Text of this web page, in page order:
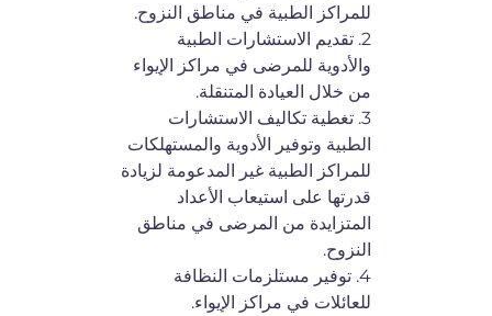
للمراكز الطبية في مناطق النزوح.
2. تقديم الاستشارات الطبية
والأدوية للمرضى في مراكز الإيواء
من خلال العيادة المتنقلة.
3. تغطية تكاليف الاستشارات
الطبية وتوفير الأدوية والمستهلكات
للمراكز الطبية غير المدعومة لزيادة
قدرتها على استيعاب الأعداد
المتزايدة من المرضى في مناطق
النزوح.
4. توفير مستلزمات النظافة
للعائلات في مراكز الإيواء.